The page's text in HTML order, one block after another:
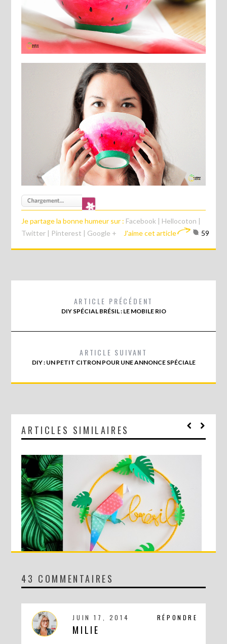
Je partage la bonne humeur sur : Facebook | Hellocoton |
Twitter | Pinterest | Google + J'aime cet article 59
ARTICLE PRÉCÉDENT
DIY SPÉCIAL BRÉSIL : LE MOBILE RIO
ARTICLE SUIVANT
DIY : UN PETIT CITRON POUR UNE ANNONCE SPÉCIALE
ARTICLES SIMILAIRES
DIY SPÉCIAL BRÉSIL : LE MOBILE RIO
43 COMMENTAIRES
RÉPONDRE
JUIN 17, 2014
MILIE